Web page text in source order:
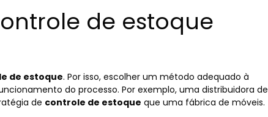
de estoque
de estoque. Por isso, escolher um método adequado à
do processo. Por exemplo, uma distribuidora de
de controle de estoque que uma fábrica de móveis.